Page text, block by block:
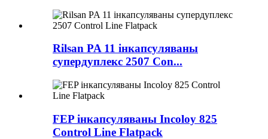
Rilsan PA 11 інкапсуляваны
супердуплекс 2507 Con...
FEP інкапсуляваны Incoloy 825
Control Line Flatpack